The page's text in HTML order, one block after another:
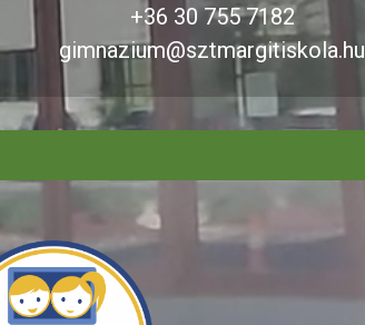
+36 30 755 7182
gimnazium@sztmargitiskola.hu